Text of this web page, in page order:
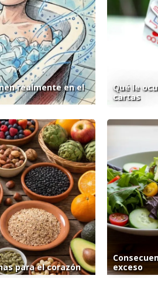
realmente en el
Qué le
cartas
para el corazón
exceso